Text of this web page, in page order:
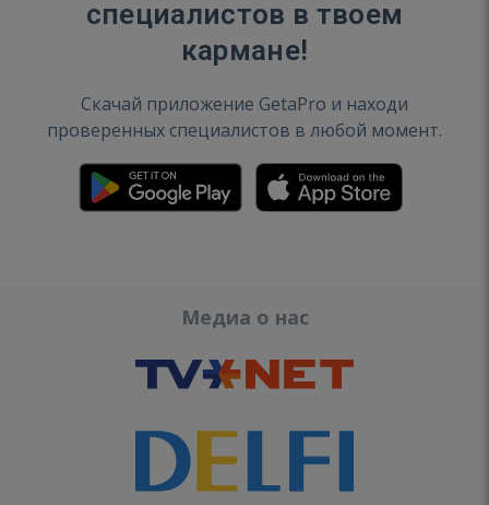
специалистов в твоем
кармане!
Скачай приложение GetaPro и находи
проверенных специалистов в любой момент.
Медиа о нас